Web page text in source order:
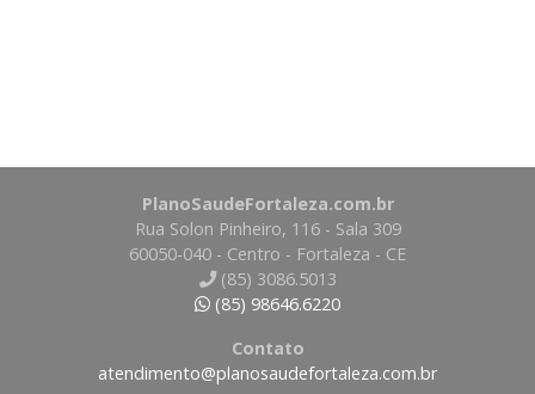
PlanoSaudeFortaleza.com.br
Rua Solon Pinheiro, 116 - Sala 309
60050-040 - Centro - Fortaleza - CE
(85) 3086.5013
(85) 98646.6220
Contato
atendimento@planosaudefortaleza.com.br